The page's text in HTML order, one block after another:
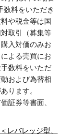
数料をいただき
や税金等は国
取引（募集等
入対価のみお
よる売買にお
数料をいただ
および為替相
ります。
証券等書面、
レバレッジ型、